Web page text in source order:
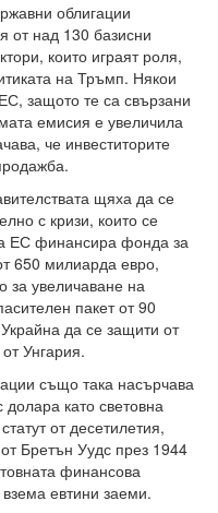
облигации
от над 130 базисни
които играят роля,
на Тръмп. Някои
защото те са свързани
емисия е увеличила
че инвеститорите
щяха да се
с кризи, които се
ЕС финансира фонда за
650 милиарда евро,
за увеличаване на
пакет от 90
да се защити от
Унгария.
също така насърчава
като световна
от десетилетия,
Бретън Уудс през 1944
финансова
евтини заеми.